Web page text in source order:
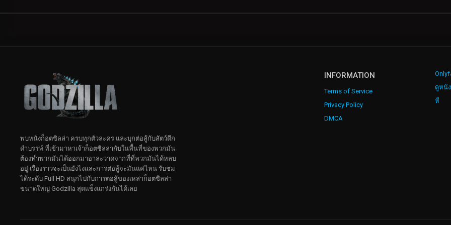
INFORMATION
Terms of Service
Privacy Policy
DMCA
ดูหนั
หี
พบหนังก็อตซิลล่า ครบทุกตัวละคร และบุกต่อสู้กับสัตว์ดึก
ดําบรรพ์ ที่เข้ามาหาเจ้าก็อตซิลล่ากับในพื้นที่ของพวกมัน
ต้องทำพวกมันได้ออกมาอาละวาดจากที่ที่พวกมันได้หลบ
อยู่ เรื่องราวจะเป็นยังไงและการต่อสู้จะมันแค่ไหน รับชม
ได้ระดับ Full HD สนุกไปกับการต่อสู้ของเหล่าก็อตซิลล่า
ขนาดใหญ่ Godzilla สุดแข็งแกร่งกันได้เลย